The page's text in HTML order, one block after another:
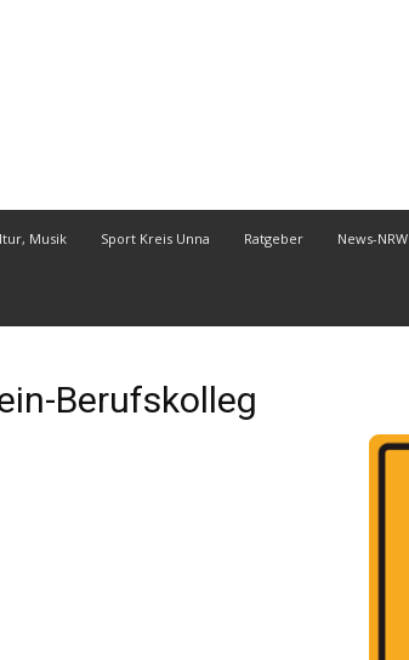
Musik Sport Kreis Unna Ratgeber News-NRW
Berufskolleg